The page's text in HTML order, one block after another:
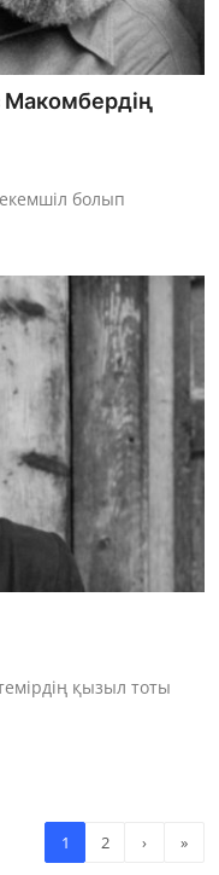
Макомбердің
болып
қызыл тоты
1 2 › »